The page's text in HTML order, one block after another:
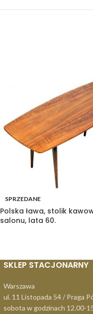
SPRZEDANE
Polska ława, stolik
salonu, lata 60.
SKLEP STACJONARNY
Warszawa
ul. 11 Listopada 54 / Praga
sobota w godzinach 12.00-